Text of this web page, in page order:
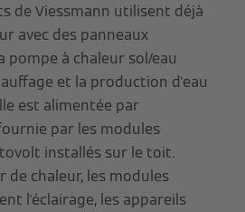
de Viessmann utilisent déjà
avec des panneaux
pompe à chaleur sol/eau
et la production d'eau
est alimentée par
par les modules
installés sur le toit.
de chaleur, les modules
l'éclairage, les appareils